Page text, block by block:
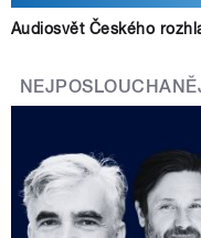
Audiosvět Českého